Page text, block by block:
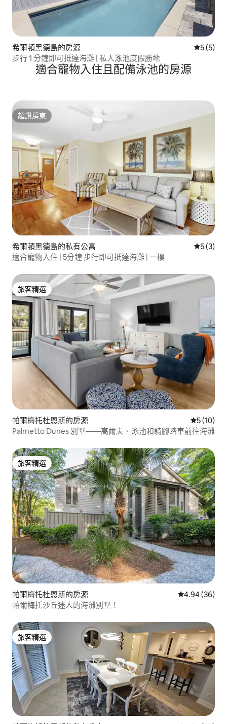
希爾頓黑德島的房源 從 5 則評
5 (5)
步行 1 分鐘即可抵達海灘 | 私人泳池度假勝地
適合寵物入住且配備泳池的房源
超讚房東
超讚房東
希爾頓黑德島的私有公寓 從 3 則評
5 (3)
適合寵物入住 | 5分鐘 步行即可抵達海灘 | 一樓
旅客精選
旅客精選
帕爾梅托杜恩斯的房源 從 10 則
5 (10)
Palmetto Dunes 別墅——高爾夫、泳池和騎腳踏車前往海灘
旅客精選
旅客精選
帕爾梅托杜恩斯的房源 從 36 則評價
4.94 (36)
帕爾梅托沙丘迷人的海灘別墅！
旅客精選
旅客精選